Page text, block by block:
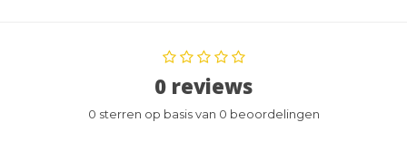
0 reviews
0 sterren op basis van 0 beoordelingen